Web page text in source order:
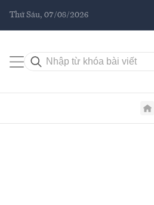
Thứ Sáu, 07/08/2026